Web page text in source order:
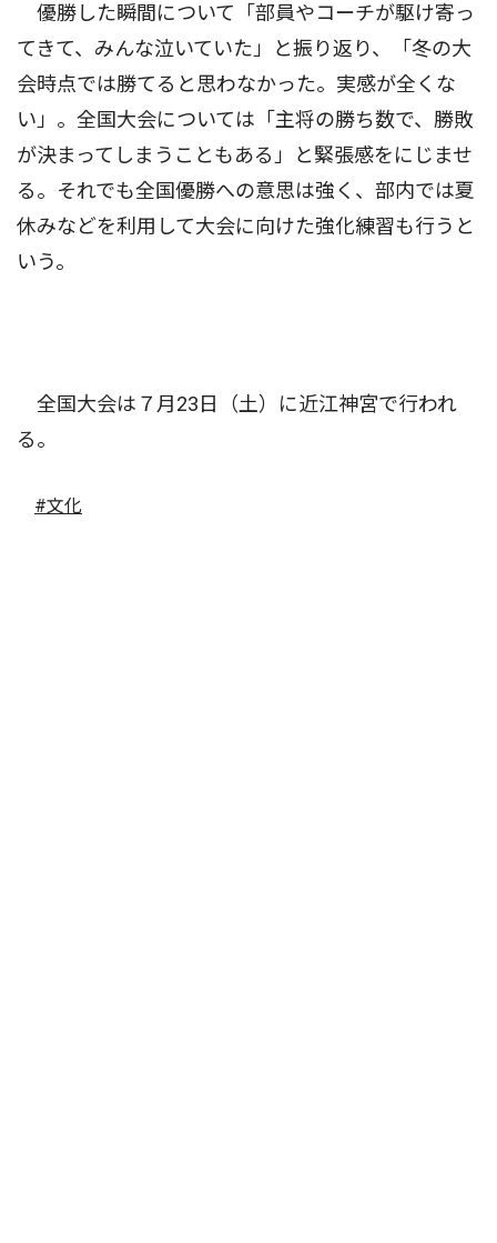
優勝した瞬間について「部員やコーチが駆け寄っ
てきて、みんな泣いていた」と振り返り、「冬の大
会時点では勝てると思わなかった。実感が全くな
い」。全国大会については「主将の勝ち数で、勝敗
が決まってしまうこともある」と緊張感をにじませ
る。それでも全国優勝への意思は強く、部内では夏
休みなどを利用して大会に向けた強化練習も行うと
いう。
全国大会は７月23日（土）に近江神宮で行われ
る。
#文化